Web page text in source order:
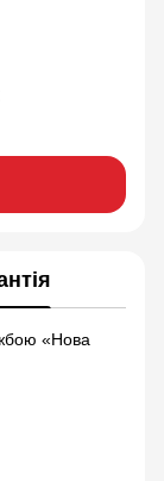
«Нова